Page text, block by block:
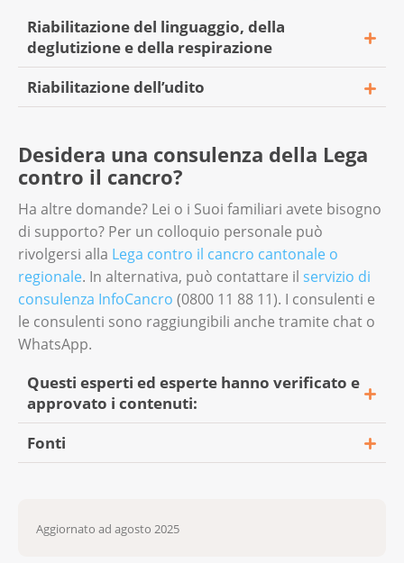
Riabilitazione del linguaggio, della
deglutizione e della respirazione
Se dopo il trattamento Lei ha difficoltà a
logopedista. Il logopedista è specializzato nel
trattamento:
dei disturbi del linguaggio;
della comunicazione;
della deglutizione.
Riabilitazione dell’udito
udito, il medico può prescriverle una visita
dall’otorinolaringoiatra. La riabilitazione e la
sua durata variano a seconda del tipo e della
gravità del disturbo.
Durante la riabilitazione, l’otorino controllerà
il Suo udito e deciderà se Lei ha bisogno di
apparecchi acustici. Dopodiché gli specialisti
per i sistemi uditivi (per esempio Amplifon)
La assisteranno nella scelta e assistenza
dell’apparecchio acustico che fa al caso Suo.
Desidera una consulenza della Lega
contro il cancro?
Ha altre domande? Lei o i Suoi familiari avete bisogno
di supporto? Per un colloquio personale può
rivolgersi alla Lega contro il cancro cantonale o
regionale. In alternativa, può contattare il servizio di
consulenza InfoCancro (0800 11 88 11). I consulenti e
le consulenti sono raggiungibili anche tramite chat o
WhatsApp.
Questi esperti ed esperte hanno verificato e
approvato i contenuti:
Dr. med. Espeli Vittoria, specialista in
l’Istituto Oncologico della Svizzera italiana
Fonti
2025:https://www.krebsgesellschaft.de/onko-
Aggiornato ad agosto 2025